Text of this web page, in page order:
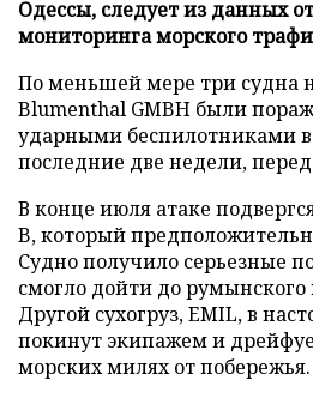
Одессы, следует из данных
мониторинга морского
По меньшей мере три судна
Blumenthal GMBH были
ударными беспилотниками
последние две недели,
В конце июля атаке
B, который
Судно получило серьезные
смогло дойти до румынского
Другой сухогруз, EMIL, в
покинут экипажем и
морских милях от побережья.